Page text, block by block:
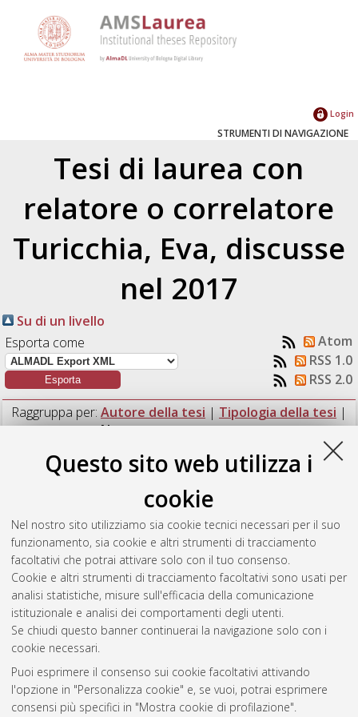
Questo sito web utilizza i
cookie
Nel nostro sito utilizziamo sia cookie tecnici necessari per il suo
funzionamento, sia cookie e altri strumenti di tracciamento
facoltativi che potrai attivare solo con il tuo consenso.
Cookie e altri strumenti di tracciamento facoltativi sono usati per
analisi statistiche, misure sull'efficacia della comunicazione
istituzionale e analisi dei comportamenti degli utenti.
Se chiudi questo banner continuerai la navigazione solo con i
cookie necessari.
Puoi esprimere il consenso sui cookie facoltativi attivando
l'opzione in "Personalizza cookie" e, se vuoi, potrai esprimere
consensi più specifici in "Mostra cookie di profilazione".
Login
STRUMENTI DI NAVIGAZIONE
Tesi di laurea con
relatore o correlatore
Turicchia, Eva, discusse
nel 2017
Su di un livello
Esporta come
Atom
RSS 1.0
RSS 2.0
Raggruppa per: Autore della tesi | Tipologia della tesi |
Nessun raggruppamento
Numero di documenti:1
(2017)Variabilità spaziale e temporale dei
magistrale], Università di Bologna, Corso di Studio inBiologia
marina [LM-DM270] - Ravenna , Documento full-text non
disponibile
Questa lista e' stata generata ilSun Aug 9 15:08:49 2026
CEST
Atom
Rss 1.0